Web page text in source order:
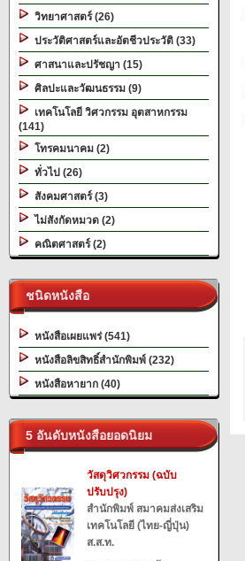
วิทยาศาสตร์ (26)
ประวัติศาสตร์และอัตชีวประวัติ (33)
ศาสนาและปรัชญา (15)
ศิลปะและวัฒนธรรม (9)
เทคโนโลยี วิศวกรรม อุตสาหกรรม
(141)
โทรคมนาคม (2)
ทั่วไป (26)
สังคมศาสตร์ (3)
ไม่สังกัดหมวด (2)
คณิตศาสตร์ (2)
ชนิดหนังสือ
หนังสือเผยแพร่ (541)
หนังสือลิขสิทธิ์สำนักพิมพ์ (232)
หนังสือหายาก (40)
5 อันดับหนังสือยอดนิยม
วัสดุวิศวกรรม (ฉบับ
ปรับปรุง)
สำนักพิมพ์ สมาคมส่งเสริม
เทคโนโลยี (ไทย-ญี่ปุ่น)
ส.ส.ท.